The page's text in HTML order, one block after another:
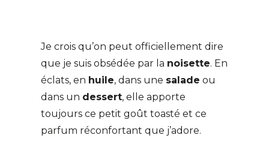
Je crois qu’on peut officiellement dire
que je suis obsédée par la noisette. En
éclats, en huile, dans une salade ou
dans un dessert, elle apporte
toujours ce petit goût toasté et ce
parfum réconfortant que j’adore.